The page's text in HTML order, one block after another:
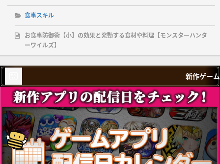
食事スキル
お食事防御術【小】の効果と発動する食材や料理【モンスターハンタ
ーワイルズ】
新作ゲーム